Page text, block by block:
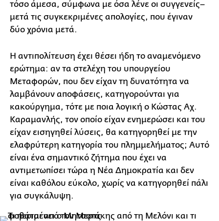
τόσο άμεσα, σύμφωνα με όσα λένε οι συγγενείς–
μετά τις συγκεκριμένες απολογίες, που έγιναν
δύο χρόνια μετά.
Η αντιπολίτευση έχει θέσει ήδη το αναμενόμενο
ερώτημα: αν τα στελέχη του υπουργείου
Μεταφορών, που δεν είχαν τη δυνατότητα να
λαμβάνουν αποφάσεις, κατηγορούνται για
κακούργημα, τότε με ποια λογική ο Κώστας Αχ.
Καραμανλής, τον οποίο είχαν ενημερώσει και του
είχαν εισηγηθεί λύσεις, θα κατηγορηθεί με την
ελαφρύτερη κατηγορία του πλημμελήματος; Αυτό
είναι ένα σημαντικό ζήτημα που έχει να
αντιμετωπίσει τώρα η Νέα Δημοκρατία και δεν
είναι καθόλου εύκολο, χωρίς να κατηγορηθεί πάλι
για συγκάλυψη.